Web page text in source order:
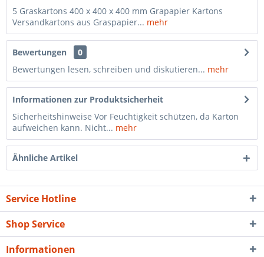
5 Graskartons 400 x 400 x 400 mm Grapapier Kartons
Versandkartons aus Graspapier... mehr
Bewertungen
0
Bewertungen lesen, schreiben und diskutieren... mehr
Informationen zur Produktsicherheit
Sicherheitshinweise Vor Feuchtigkeit schützen, da Karton
aufweichen kann. Nicht... mehr
Ähnliche Artikel
Service Hotline
Shop Service
Informationen